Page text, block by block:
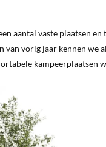
aantal vaste plaatsen
vorig jaar kennen we
kampeerplaatsen